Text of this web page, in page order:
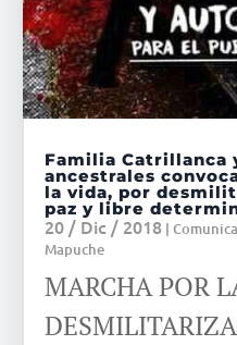
Familia Catrillanca
ancestrales
la vida, por
paz y libre
20 / Dic / 2018 |
Mapuche
MARCHA POR